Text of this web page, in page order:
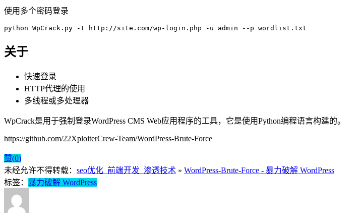
使用多个密码登录
python WpCrack.py -t http://site.com/wp-login.php -u admin --p wordlist.txt
关于
快速登录
HTTP代理的使用
多线程或多处理器
WpCrack是用于强制登录WordPress CMS Web应用程序的工具，它是使用Python编程语言构建的。
https://github.com/22XploiterCrew-Team/WordPress-Brute-Force
赞(0)
未经允许不得转载： seo优化_前端开发_渗透技术 » WordPress-Brute-Force - 暴力破解 WordPress
标签： 暴力破解 WordPress